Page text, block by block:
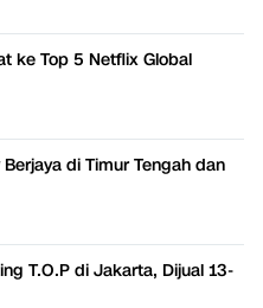
ke Top 5 Netflix Global
di Timur Tengah dan
T.O.P di Jakarta, Dijual 13-